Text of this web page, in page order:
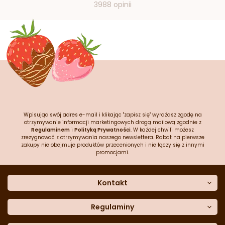
3988 opinii
Wpisując swój adres e-mail i klikając "zapisz się" wyrażasz zgodę na
otrzymywanie informacji marketingowych drogą mailową zgodnie z
Regulaminem i Polityką Prywatności. W każdej chwili możesz
zrezygnować z otrzymywania naszego newslettera. Rabat na pierwsze
zakupy nie obejmuje produktów przecenionych i nie łączy się z innymi
promocjami.
Kontakt
Dane kontaktowe
Często zadawane pytania
Regulaminy